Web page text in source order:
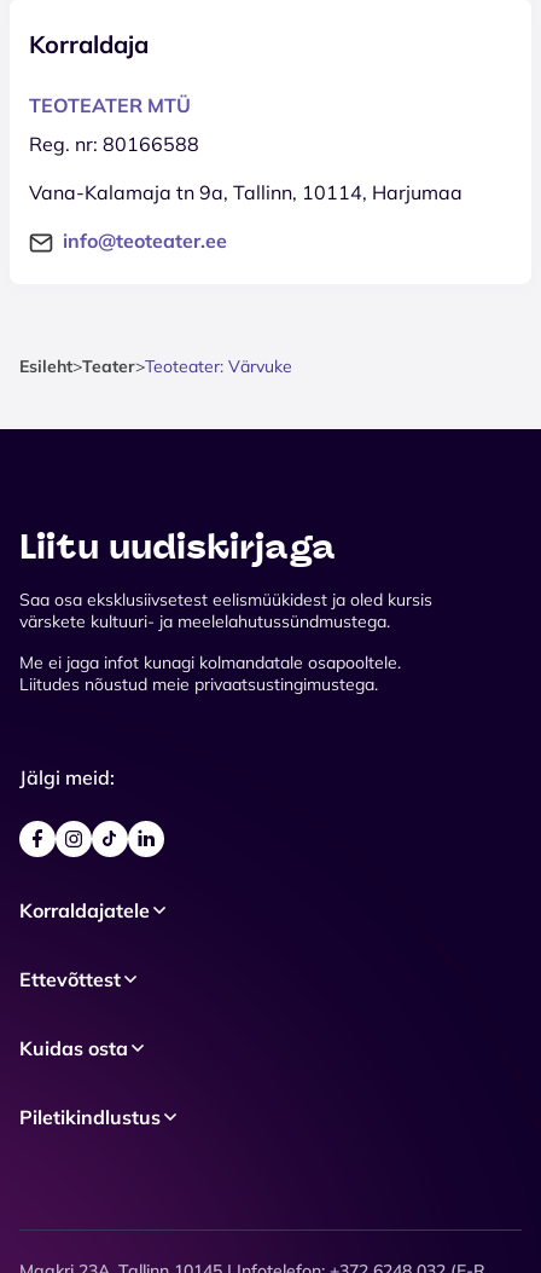
Korraldaja
TEOTEATER MTÜ
Reg. nr: 80166588
Vana-Kalamaja tn 9a, Tallinn, 10114, Harjumaa
info@teoteater.ee
Esileht>Teater>Teoteater: Värvuke
Liitu uudiskirjaga
Saa osa eksklusiivsetest eelismüükidest ja oled kursis
värskete kultuuri- ja meelelahutussündmustega.
Me ei jaga infot kunagi kolmandatale osapooltele.
Liitudes nõustud meie privaatsustingimustega.
Jälgi meid:
Korraldajatele
Ettevõttest
Kuidas osta
Piletikindlustus